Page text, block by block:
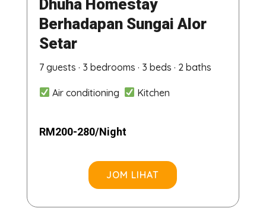
Dhuha Homestay
Berhadapan Sungai Alor
Setar
7 guests · 3 bedrooms · 3 beds · 2 baths
Air conditioning Kitchen
RM200-280/Night
JOM LIHAT